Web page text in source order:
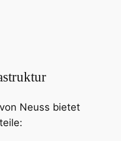
Neuss bietet